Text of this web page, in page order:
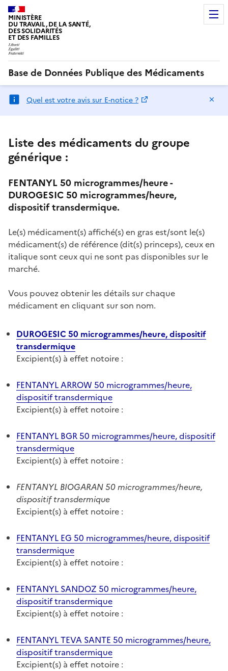
MINISTÈRE
DU TRAVAIL, DE LA SANTÉ,
DES SOLIDARITÉS
ET DES FAMILLES
Base de Données Publique des Médicaments
Quel est votre avis sur E-notice ?
Liste des médicaments du groupe
générique :
FENTANYL 50 microgrammes/heure -
DUROGESIC 50 microgrammes/heure,
dispositif transdermique.
Le(s) médicament(s) affiché(s) en gras est/sont le(s)
médicament(s) de référence (dit(s) princeps), ceux en
italique sont ceux qui ne sont pas disponibles sur le
marché.
Vous pouvez obtenir les détails sur chaque
médicament en cliquant sur son nom.
DUROGESIC 50 microgrammes/heure, dispositif
transdermique
Excipient(s) à effet notoire :
FENTANYL ARROW 50 microgrammes/heure,
dispositif transdermique
Excipient(s) à effet notoire :
FENTANYL BGR 50 microgrammes/heure, dispositif
transdermique
Excipient(s) à effet notoire :
FENTANYL BIOGARAN 50 microgrammes/heure,
dispositif transdermique
Excipient(s) à effet notoire :
FENTANYL EG 50 microgrammes/heure, dispositif
transdermique
Excipient(s) à effet notoire :
FENTANYL SANDOZ 50 microgrammes/heure,
dispositif transdermique
Excipient(s) à effet notoire :
FENTANYL TEVA SANTE 50 microgrammes/heure,
dispositif transdermique
Excipient(s) à effet notoire :